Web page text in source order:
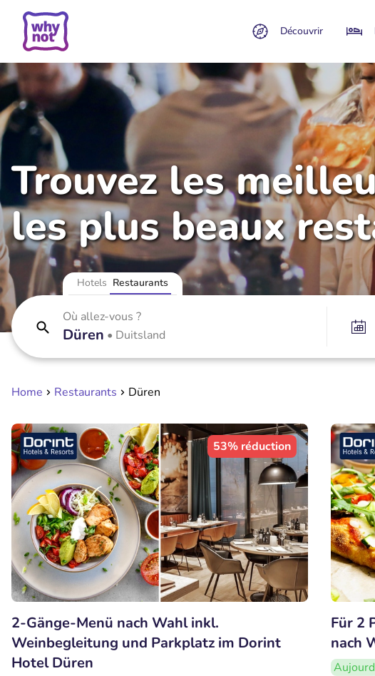
Découvrir
Trouvez les
les plus beaux
Hotels Restaurants
Où allez-vous ?
Düren • Duitsland
Home Restaurants Düren
53% réduction
2-Gänge-Menü nach Wahl inkl.
Weinbegleitung und Parkplatz im Dorint
Hotel Düren
Für 2
nach